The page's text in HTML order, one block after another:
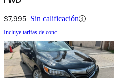
$7,995 Sin calificación
Incluye tarifas de conc.